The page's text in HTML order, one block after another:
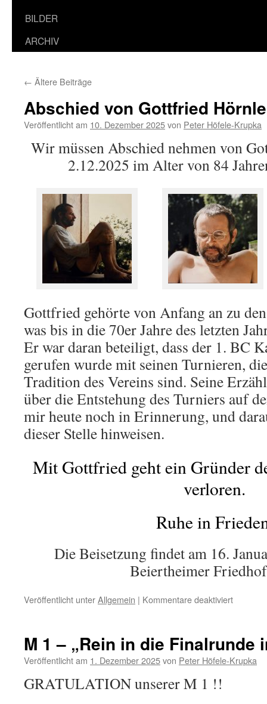
BILDER
ARCHIV
← Ältere Beiträge
Abschied von Gottfried Hörnle
Veröffentlicht am 10. Dezember 2025von Peter Höfele-Krupka
Wir müssen Abschied nehmen von
2.12.2025 im Alter von 84
Gottfried gehörte von Anfang an zu
was bis in die 70er Jahre des letzten
Er war daran beteiligt, dass der 1. BC
gerufen wurde mit seinen Turnieren,
Tradition des Vereins sind. Seine
über die Entstehung des Turniers auf
mir heute noch in Erinnerung, und
dieser Stelle hinweisen.
Mit Gottfried geht ein Gründer
verloren.
Ruhe in
Die Beisetzung findet am 16.
Beiertheimer
Veröffentlicht unterAllgemein | Kommentare deaktiviertfür
Hörnle
M 1 – „Rein in die Finalrunde
Veröffentlicht am 1. Dezember 2025von Peter Höfele-Krupka
GRATULATION unserer M 1 !!